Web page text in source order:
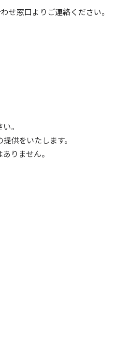
せ窓口よりご連絡ください。
。
供をいたします。
りません。